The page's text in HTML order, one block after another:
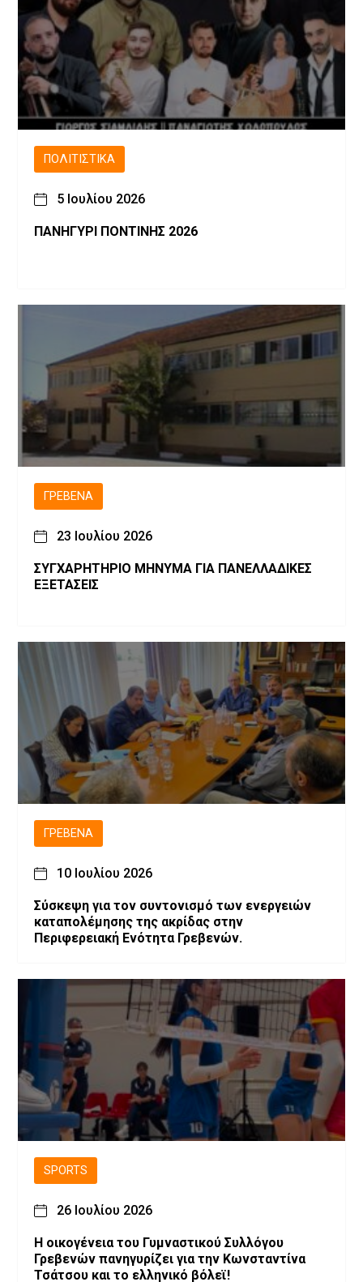
ΠΟΛΙΤΙΣΤΙΚΆ
5 Ιουλίου 2026
ΠΑΝΗΓΥΡΙ ΠΟΝΤΙΝΗΣ 2026
ΓΡΕΒΕΝΆ
23 Ιουλίου 2026
ΣΥΓΧΑΡΗΤΗΡΙΟ ΜΗΝΥΜΑ ΓΙΑ ΠΑΝΕΛΛΑΔΙΚΕΣ
ΕΞΕΤΑΣΕΙΣ
ΓΡΕΒΕΝΆ
10 Ιουλίου 2026
Σύσκεψη για τον συντονισμό των ενεργειών
καταπολέμησης της ακρίδας στην
Περιφερειακή Ενότητα Γρεβενών.
SPORTS
26 Ιουλίου 2026
H οικογένεια του Γυμναστικού Συλλόγου
Γρεβενών πανηγυρίζει για την Κωνσταντίνα
Τσάτσου και το ελληνικό βόλεϊ!